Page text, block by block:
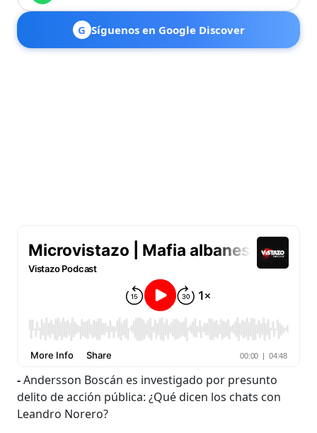
G Síguenos en Google Discover
-Andersson Boscán es investigado por presunto
delito de acción pública: ¿Qué dicen los chats con
Leandro Norero?